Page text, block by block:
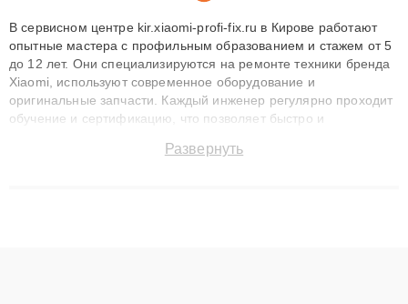
В сервисном центре kir.xiaomi-profi-fix.ru в Кирове работают
опытные мастера с профильным образованием и стажем от 5
до 12 лет. Они специализируются на ремонте техники бренда
Xiaomi, используют современное оборудование и
оригинальные запчасти. Каждый инженер регулярно проходит
обучение и сертификацию, что позволяет быстро и
сохранением гарантии до 3 лет. Наши мастера решают
Развернуть